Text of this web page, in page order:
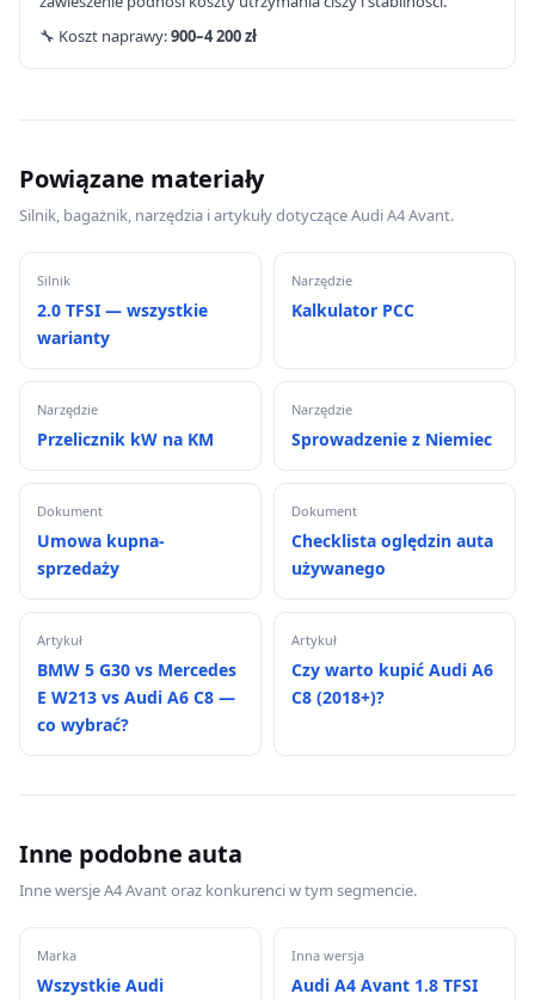
🔧 Koszt naprawy:900–4 200 zł
Powiązane materiały
Silnik, bagażnik, narzędzia i artykuły dotyczące Audi A4 Avant.
Silnik
2.0 TFSI — wszystkie
warianty
Narzędzie
Kalkulator PCC
Narzędzie
Przelicznik kW na KM
Narzędzie
Sprowadzenie z Niemiec
Dokument
Umowa kupna-
sprzedaży
Dokument
Checklista oględzin auta
używanego
Artykuł
BMW 5 G30 vs Mercedes
E W213 vs Audi A6 C8 —
co wybrać?
Artykuł
Czy warto kupić Audi A6
C8 (2018+)?
Inne podobne auta
Inne wersje A4 Avant oraz konkurenci w tym segmencie.
Marka
Wszystkie Audi
Inna wersja
Audi A4 Avant 1.8 TFSI